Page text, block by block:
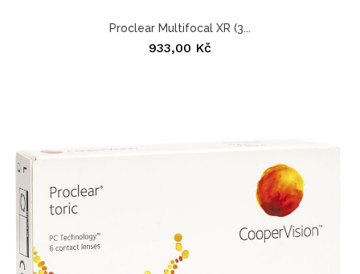
Proclear Multifocal XR (3...
933,00 Kč